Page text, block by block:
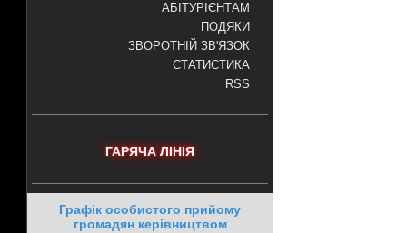
АБІТУРІЄНТАМ
ПОДЯКИ
ЗВОРОТНІЙ ЗВ'ЯЗОК
СТАТИСТИКА
RSS
ГАРЯЧА ЛІНІЯ
Графік особистого прийому
громадян керівництвом